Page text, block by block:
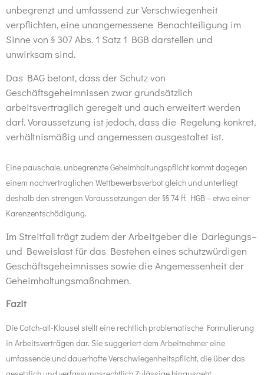
unbegrenzt und umfassend zur Verschwiegenheit
verpflichten, eine unangemessene Benachteiligung im
Sinne von § 307 Abs. 1 Satz 1 BGB darstellen und
unwirksam sind.
Das BAG betont, dass der Schutz von
Geschäftsgeheimnissen zwargrundsätzlich
arbeitsvertraglich geregelt und auch erweitert werden
darf. Voraussetzung ist jedoch, dass die Regelung konkret,
verhältnismäßig und angemessen ausgestaltet ist.
Eine pauschale, unbegrenzte Geheimhaltungspflicht kommt dagegen
einem nachvertraglichen Wettbewerbsverbot gleich und unterliegt
deshalb den strengen Voraussetzungen der §§ 74 ff. HGB– etwa einer
Karenzentschädigung.
Im Streitfallträgtzudem derArbeitgeberdie Darlegungs–
und Beweislastfür das Bestehen eines schutzwürdigen
Geschäftsgeheimnisses sowie die Angemessenheit der
Geheimhaltungsmaßnahmen.
Fazit
Die Catch-all-Klausel stellt eine rechtlich problematische Formulierung
in Arbeitsverträgen dar. Sie suggeriert dem Arbeitnehmereine
umfassende und dauerhafte Verschwiegenheitspflicht, die über das